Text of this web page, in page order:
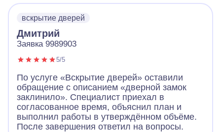
вскрытие дверей
Дмитрий
Заявка 9989903
5/5
По услуге «Вскрытие дверей» оставили
обращение с описанием «дверной замок
заклинило». Специалист приехал в
согласованное время, объяснил план и
выполнил работы в утверждённом объёме.
После завершения ответил на вопросы.